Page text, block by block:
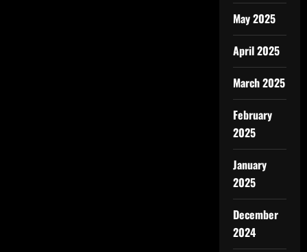
May 2025
April 2025
March 2025
February
2025
January
2025
December
2024